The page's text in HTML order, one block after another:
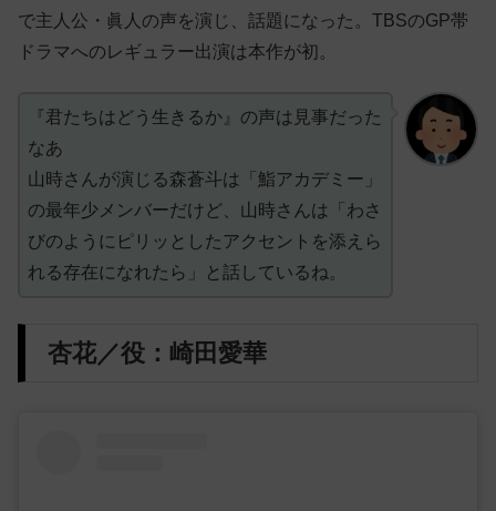
で主人公・眞人の声を演じ、話題になった。TBSのGP帯
ドラマへのレギュラー出演は本作が初。
『君たちはどう生きるか』の声は見事だった
なあ
山時さんが演じる森蒼斗は「鮨アカデミー」
の最年少メンバーだけど、山時さんは「わさ
びのようにピリッとしたアクセントを添えら
れる存在になれたら」と話しているね。
杏花／役：崎田愛華